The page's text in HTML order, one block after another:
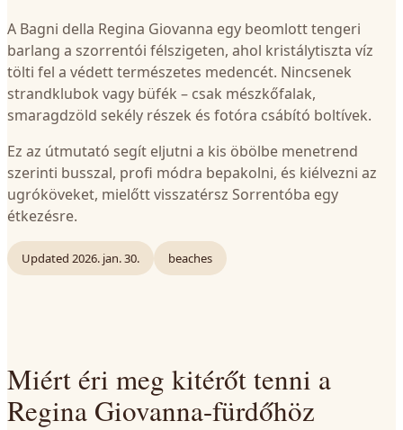
A Bagni della Regina Giovanna egy beomlott tengeri
barlang a szorrentói félszigeten, ahol kristálytiszta víz
tölti fel a védett természetes medencét. Nincsenek
strandklubok vagy büfék – csak mészkőfalak,
smaragdzöld sekély részek és fotóra csábító boltívek.
Ez az útmutató segít eljutni a kis öbölbe menetrend
szerinti busszal, profi módra bepakolni, és kiélvezni az
ugróköveket, mielőtt visszatérsz Sorrentóba egy
étkezésre.
Updated 2026. jan. 30. beaches
Miért éri meg kitérőt tenni a
Regina Giovanna-fürdőhöz